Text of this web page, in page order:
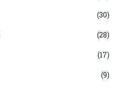
(30)
(28)
(17)
(9)